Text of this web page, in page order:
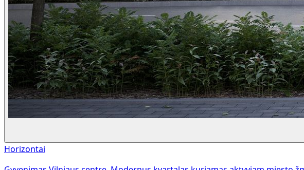
Horizontai